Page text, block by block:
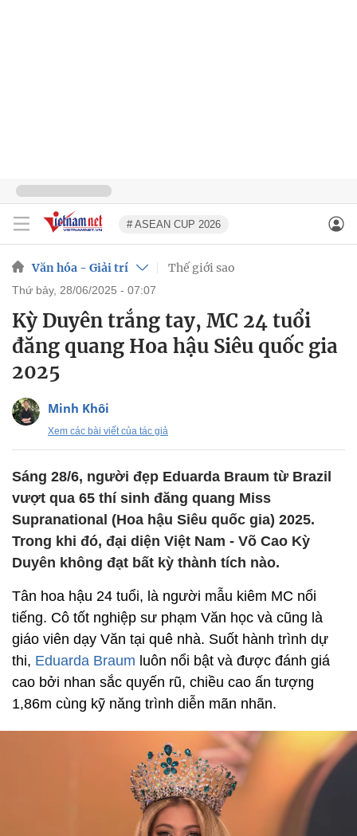
# ASEAN CUP 2026
Văn hóa - Giải trí Thế giới sao
thứ bảy, 28/06/2025 - 07:07
Kỳ Duyên trắng tay, MC 24 tuổi
đăng quang Hoa hậu Siêu quốc gia
2025
Minh Khôi
Xem các bài viết của tác giả
Sáng 28/6, người đẹp Eduarda Braum từ Brazil
vượt qua 65 thí sinh đăng quang Miss
Supranational (Hoa hậu Siêu quốc gia) 2025.
Trong khi đó, đại diện Việt Nam - Võ Cao Kỳ
Duyên không đạt bất kỳ thành tích nào.
Tân hoa hậu 24 tuổi, là người mẫu kiêm MC nổi
tiếng. Cô tốt nghiệp sư phạm Văn học và cũng là
giáo viên dạy Văn tại quê nhà. Suốt hành trình dự
thi, Eduarda Braum luôn nổi bật và được đánh giá
cao bởi nhan sắc quyến rũ, chiều cao ấn tượng
1,86m cùng kỹ năng trình diễn mãn nhãn.